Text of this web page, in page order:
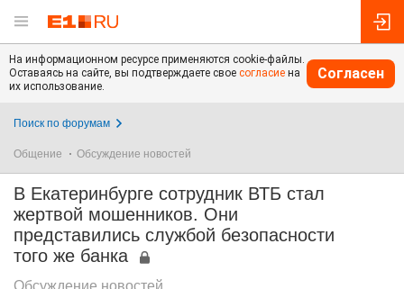
На информационном ресурсе применяются cookie-файлы.
Оставаясь на сайте, вы подтверждаете свое согласие на
их использование.
Согласен
Поиск по форумам
Общение Обсуждение новостей
В Екатеринбурге сотрудник ВТБ стал
жертвой мошенников. Они
представились службой безопасности
того же банка
Обсуждение новостей